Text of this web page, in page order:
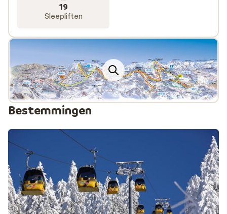
19
Sleepliften
Bestemmingen